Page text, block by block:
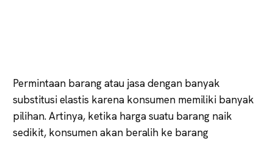
Permintaan barang atau jasa dengan banyak
substitusi elastis karena konsumen memiliki banyak
pilihan. Artinya, ketika harga suatu barang naik
sedikit, konsumen akan beralih ke barang